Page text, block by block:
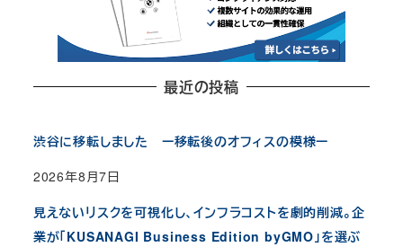
最近の投稿
渋谷に移転しました ー移転後のオフィスの模様ー
2026年8月7日
見えないリスクを可視化し、インフラコストを劇的削減。企
業が「KUSANAGI Business Edition byGMO」を選ぶ